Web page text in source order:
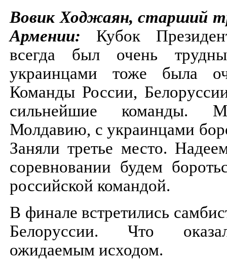
Вовик Ходжаян, старший
Армении: Кубок
всегда был очень
украинцами тоже была
Команды России,
сильнейшие команды.
Молдавию, с украинцами
Заняли третье место.
соревновании будем
российской командой.
В финале встретились
Белоруссии. Что
ожидаемым исходом.